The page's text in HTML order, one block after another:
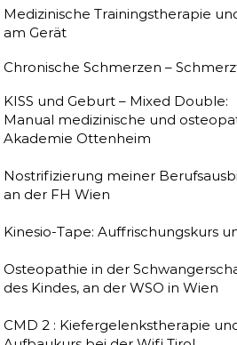
Medizinische Trainingstherapie
am Gerät
Chronische Schmerzen –
KISS und Geburt – Mixed Double:
Manual medizinische und
Akademie Ottenheim
Nostrifizierung meiner
an der FH Wien
Kinesio-Tape: Auffrischungskurs
Osteopathie in der
des Kindes, an der WSO in Wien
CMD 2 : Kiefergelenkstherapie